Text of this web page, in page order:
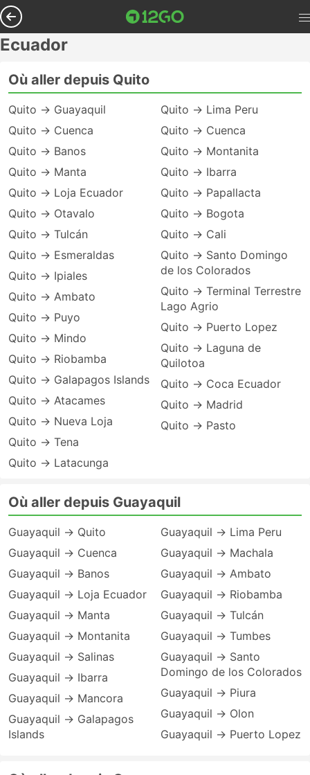
Ecuador
Où aller depuis Quito
Quito → Guayaquil
Quito → Cuenca
Quito → Banos
Quito → Manta
Quito → Loja Ecuador
Quito → Otavalo
Quito → Tulcán
Quito → Esmeraldas
Quito → Ipiales
Quito → Ambato
Quito → Puyo
Quito → Mindo
Quito → Riobamba
Quito → Galapagos Islands
Quito → Atacames
Quito → Nueva Loja
Quito → Tena
Quito → Latacunga
Quito → Lima Peru
Quito → Cuenca
Quito → Montanita
Quito → Ibarra
Quito → Papallacta
Quito → Bogota
Quito → Cali
Quito → Santo Domingo
de los Colorados
Quito → Terminal Terrestre
Lago Agrio
Quito → Puerto Lopez
Quito → Laguna de
Quilotoa
Quito → Coca Ecuador
Quito → Madrid
Quito → Pasto
Où aller depuis Guayaquil
Guayaquil → Quito
Guayaquil → Cuenca
Guayaquil → Banos
Guayaquil → Loja Ecuador
Guayaquil → Manta
Guayaquil → Montanita
Guayaquil → Salinas
Guayaquil → Ibarra
Guayaquil → Mancora
Guayaquil → Galapagos
Islands
Guayaquil → Lima Peru
Guayaquil → Machala
Guayaquil → Ambato
Guayaquil → Riobamba
Guayaquil → Tulcán
Guayaquil → Tumbes
Guayaquil → Santo
Domingo de los Colorados
Guayaquil → Piura
Guayaquil → Olon
Guayaquil → Puerto Lopez